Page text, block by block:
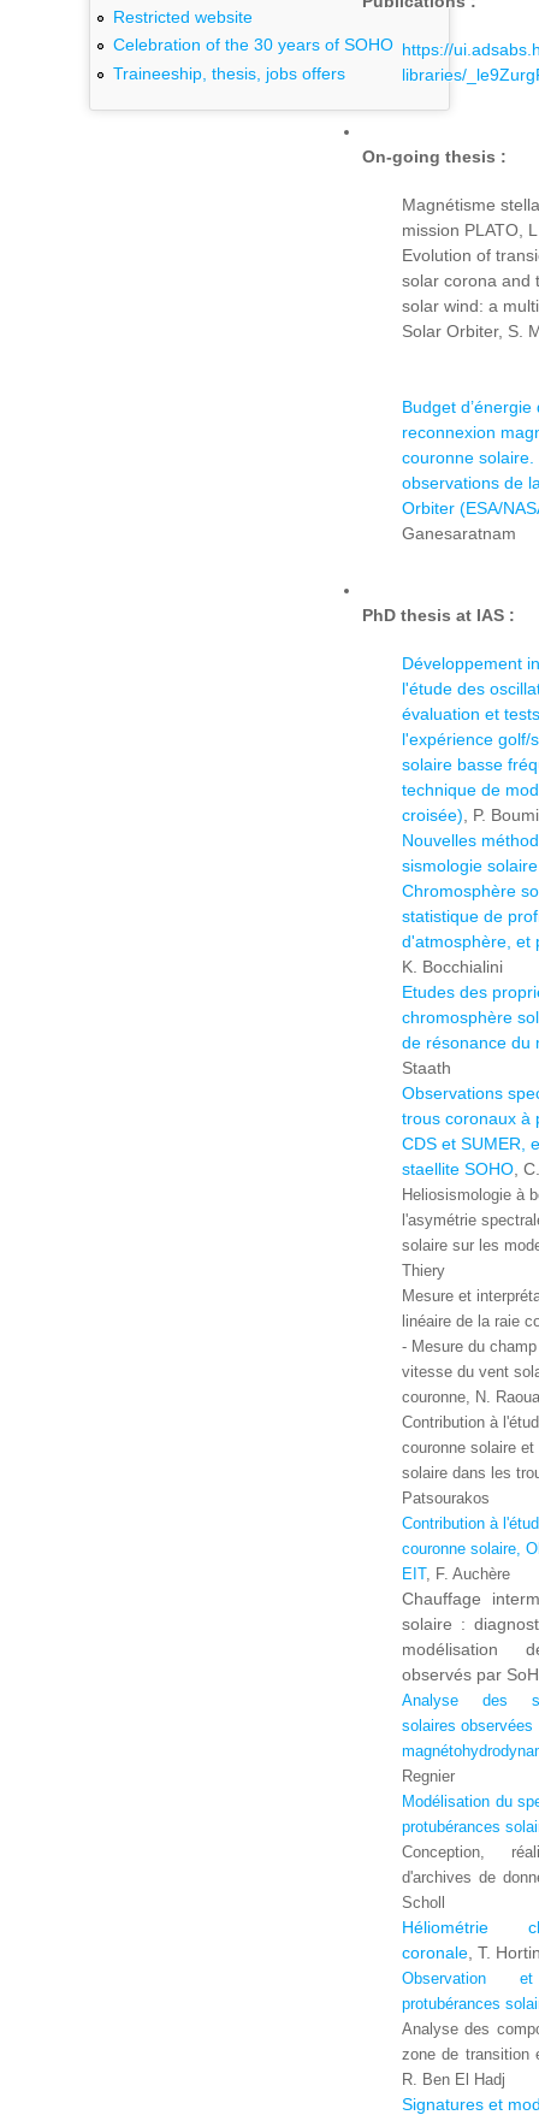
Restricted website
Celebration of the 30 years of SOHO
Traineeship, thesis, jobs offers
https://
libraries/
On-going thesis :
Magnétisme
mission PLATO,
Evolution of
solar corona and
solar wind: a
Solar Orbiter, S.
Budget
reconnexion
couronne solaire.
observations de
Orbiter (ESA/
Ganesaratnam
PhD thesis at IAS :
Développement
l'étude des
évaluation et
l'expérience golf/
solaire basse
technique de
croisée) , P.
Nouvelles
sismologie solaire
Chromosphère
statistique de
d'atmosphère, et
K. Bocchialini
Etudes des
chromosphère
de résonance du
Staath
Observations
trous coronaux à
CDS et SUMER,
staellite SOHO ,
Heliosismologie à
l'asymétrie
solaire sur les
Thiery
Mesure et
linéaire de la raie
- Mesure du
vitesse du vent
couronne, N.
Contribution à
couronne solaire
solaire dans les
Patsourakos
Contribution à
couronne solaire,
EIT, F. Auchère
Chauffage
solaire :
modélisation
observés par
Analyse des
solaires
Regnier
Modélisation du
protubérances
Conception,
d'archives de
Scholl
Héliométrie
coronale , T.
Observation
protubérances
Analyse des
zone de transition
R. Ben El Hadj
Signatures et